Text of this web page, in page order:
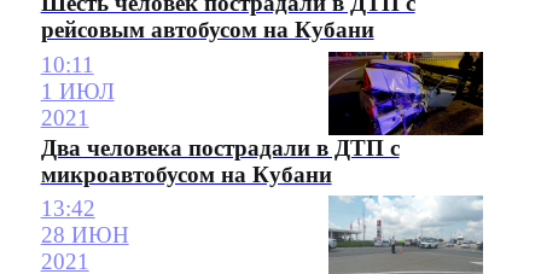
рейсовым автобусом на Кубани
10:11
1 ИЮЛ
2021
Два человека пострадали в ДТП с
микроавтобусом на Кубани
13:42
28 ИЮН
2021